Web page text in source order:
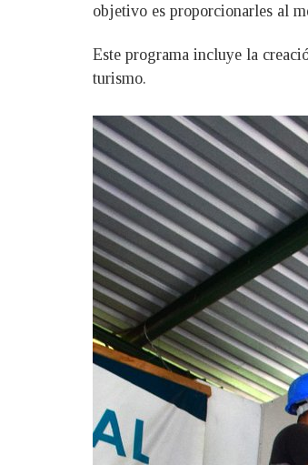
objetivo es proporcionarles al
Este programa incluye la
turismo.